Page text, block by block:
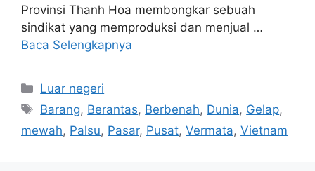
Provinsi Thanh Hoa membongkar sebuah
sindikat yang memproduksi dan menjual …
Baca Selengkapnya
Kategori
Luar negeri
Tag
Barang, Berantas, Berbenah, Dunia, Gelap,
mewah, Palsu, Pasar, Pusat, Vermata, Vietnam